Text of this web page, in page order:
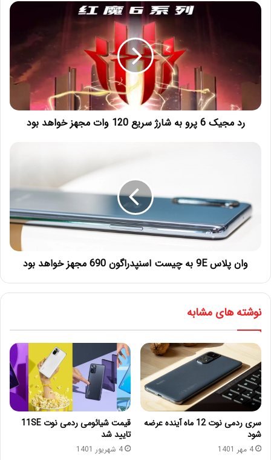
رد مجیک 6 پرو به شارژ سریع 120 وات مجهز خواهد بود
وان پلاس 9E به چیست اسنپدراگون 690 مجهز خواهد بود
نوشته های مشابه
سری ردمی نوت 12 ماه آینده عرضه
شود
4 مهر 1401
قیمت شیائومی ردمی نوت 11SE
تایید شد
4 شهریور 1401